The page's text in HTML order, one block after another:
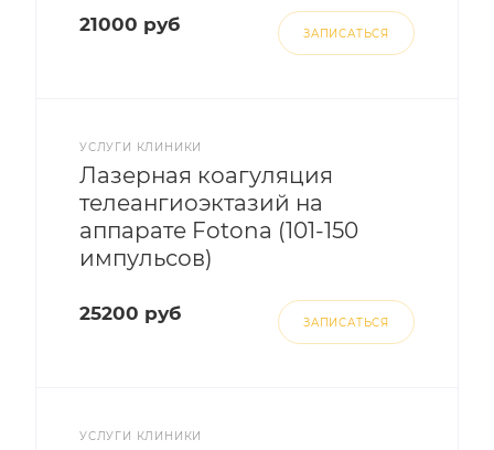
21000 руб ЗАПИСАТЬСЯ
УСЛУГИ КЛИНИКИ
Лазерная коагуляция
телеангиоэктазий на
аппарате Fotona (101-150
импульсов)
25200 руб ЗАПИСАТЬСЯ
УСЛУГИ КЛИНИКИ